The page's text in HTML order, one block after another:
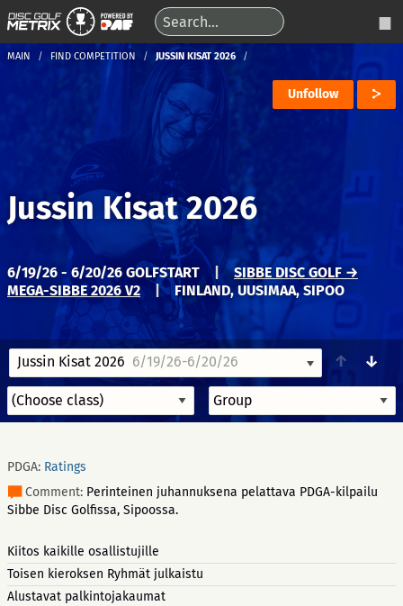
MAIN FIND COMPETITION JUSSIN KISAT 2026
Unfollow
Jussin Kisat 2026
6/19/26 - 6/20/26 GOLFSTART
SIBBE DISC GOLF →
MEGA-SIBBE 2026 V2
| FINLAND, UUSIMAA, SIPOO
Jussin Kisat 2026 6/19/26-6/20/26 ↑ ↓
PDGA: Ratings
Comment: Perinteinen juhannuksena pelattava PDGA-kilpailu
Sibbe Disc Golfissa, Sipoossa.
Kiitos kaikille osallistujille
Toisen kieroksen Ryhmät julkaistu
Alustavat palkintojakaumat